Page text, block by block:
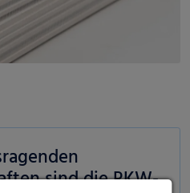
sind die RKW-